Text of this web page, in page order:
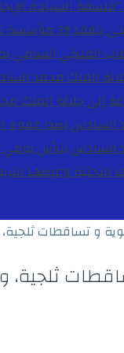
السيادة
خلال الموسم الدراسي 2025-2026
السامي بمناسبة الذكرى
الملك محمد
إلى جلالة الملك
عفوه السامي على 1788 شخصا
السادس يترأس
التحتية وعرضها
و تساقطات
ثلجية،